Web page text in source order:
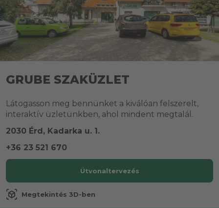
GRUBE SZAKÜZLET
Látogasson meg bennünket a kiválóan felszerelt,
interaktív üzletünkben, ahol mindent megtalál.
2030 Érd, Kadarka u. 1.
+36 23 521 670
Útvonaltervezés
view_in_ar Megtekintés 3D-ben